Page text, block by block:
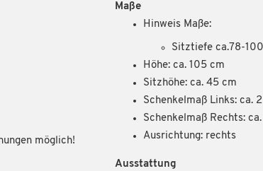
möglich!
Maße
Hinweis Maße:
Sitztiefe ca.78-
Höhe: ca. 105 cm
Sitzhöhe: ca. 45 cm
Schenkelmaß Links: ca.
Schenkelmaß Rechts:
Ausrichtung: rechts
Ausstattung